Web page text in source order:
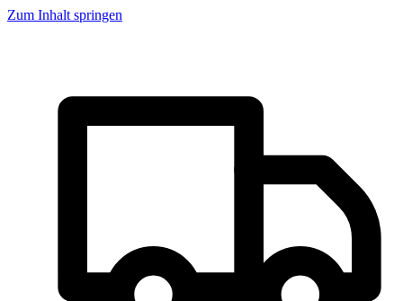
Zum Inhalt springen